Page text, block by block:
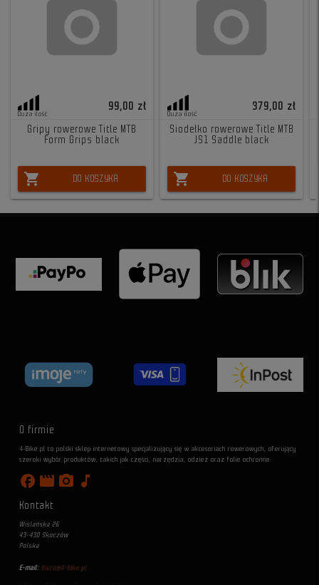
Duża ilość
99,00 zł
Gripy rowerowe Title MTB
Form Grips black
shopping_cart DO KOSZYKA
Duża ilość
379,00 zł
Siodełko rowerowe Title MTB
JS1 Saddle black
shopping_cart DO KOSZYKA
O firmie
4-Bike.pl to polski sklep internetowy specjalizujący się w akcesoriach rowerowych, oferujący
szeroki wybór produktów, takich jak części, narzędzia, odzież oraz folie ochronne.
facebook movie photo_camera music_note
Kontakt
Wiślańska 26
43-430 Skoczów
Polska
E-mail: biuro@4-bike.pl